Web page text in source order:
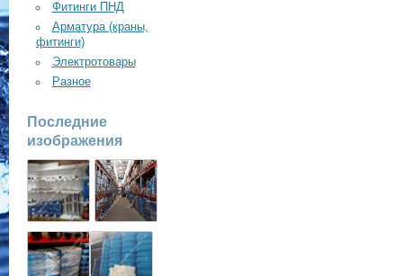
Фитинги ПНД
Арматура (краны,
фитинги)
Электротовары
Разное
Последние
изображения